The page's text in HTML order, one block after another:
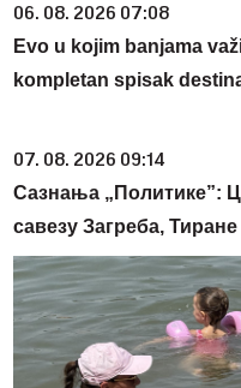
06. 08. 2026 07:08
Evo u kojim banjama
kompletan spisak
07. 08. 2026 09:14
Сазнања „Политике”:
савезу Загреба,